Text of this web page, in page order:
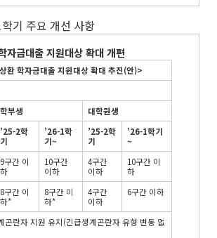
기 주요 개선 사항
자금대출 지원대상 확대 개편
환 학자금대출 지원대상 확대 추진(안)>
학부생
대학원생
’25-2학
기
’26-1학
기~
’25-2학
기
’26-1학기
~
9구간 이
하
10구간
이하
4구간
이하
10구간 이
하
8구간 이
하*
8구간 이
하*
4구간
이하
6구간 이하
곤란자 지원 유지(긴급생계곤란자 유형 변동 없